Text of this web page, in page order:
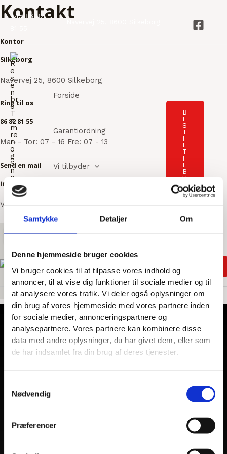
Samtykke Detaljer Om
Denne hjemmeside bruger cookies
Vi bruger cookies til at tilpasse vores indhold og
annoncer, til at vise dig funktioner til sociale medier og til
at analysere vores trafik. Vi deler også oplysninger om
din brug af vores hjemmeside med vores partnere inden
for sociale medier, annonceringspartnere og
analysepartnere. Vores partnere kan kombinere disse
data med andre oplysninger, du har givet dem, eller som
de har indsamlet fra din brug af deres tjenester.
Nødvendig
Præferencer
Gå
til
+45 86 82
Forside
Garantiordning
Vi tilbyder
B
E
S
T
I
L
T
I
L
B
U
D
Kontakt
Kontor
Silkeborg
Navervej 25, 8600 Silkeborg
Ring til os
86 82 81 55
Man - Tor: 07 - 16 Fre: 07 - 13
Send en mail
info@rts-aps.dk
Vi vender tilbage hurtigst muligt
Virksomhed
Resenbro Snedker- og Tømrerforretning